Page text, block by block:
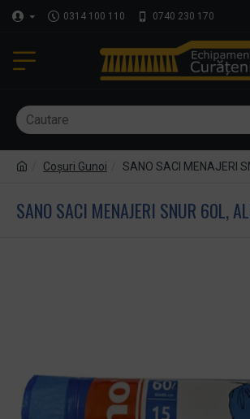
0314 100 110 0740 230 170
Coşuri Gunoi SANO SACI MENAJERI
SANO SACI MENAJERI SNUR 60L,